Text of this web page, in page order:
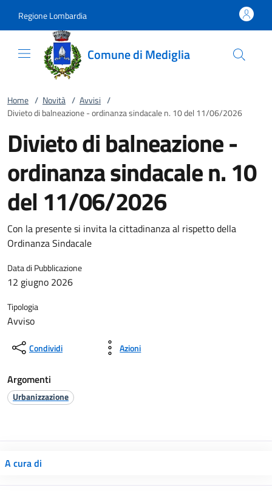
Regione Lombardia
Comune di Mediglia
Home / Novità / Avvisi /
Divieto di balneazione - ordinanza sindacale n. 10 del 11/06/2026
Divieto di balneazione -
ordinanza sindacale n. 10
del 11/06/2026
Con la presente si invita la cittadinanza al rispetto della
Ordinanza Sindacale
Data di Pubblicazione
12 giugno 2026
Tipologia
Avviso
Condividi Azioni
Argomenti
Urbanizzazione
A cura di